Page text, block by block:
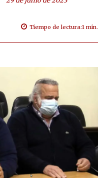
Tiempo de lectura:1 min.